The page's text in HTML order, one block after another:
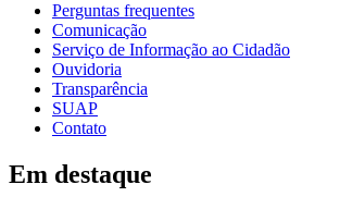
Perguntas frequentes
Comunicação
Serviço de Informação ao Cidadão
Ouvidoria
Transparência
SUAP
Contato
Em destaque